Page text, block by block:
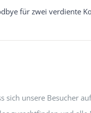
für zwei verdiente
sich unsere Besucher